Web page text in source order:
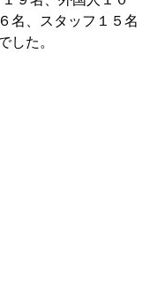
名、スタッフ１５名
した。